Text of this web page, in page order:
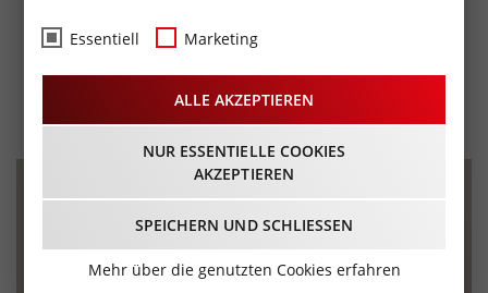
Tasta Schutta - Linder &
Trenkwalder am Schiff
25.03.2025 - Beginn 18:00 Uhr
Essentiell Marketing
ALLE AKZEPTIEREN
NUR ESSENTIELLE COOKIES
AKZEPTIEREN
SPEICHERN UND SCHLIESSEN
Mehr über die genutzten Cookies erfahren